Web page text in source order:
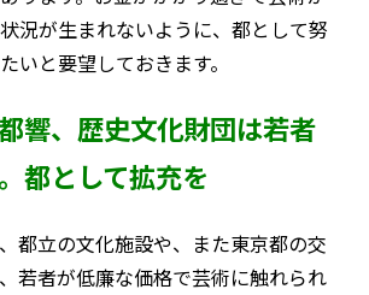
況が生まれないように、都として努
いと要望しておきます。
響、歴史文化財団は若者
都として拡充を
都立の文化施設や、また東京都の交
若者が低廉な価格で芸術に触れられ